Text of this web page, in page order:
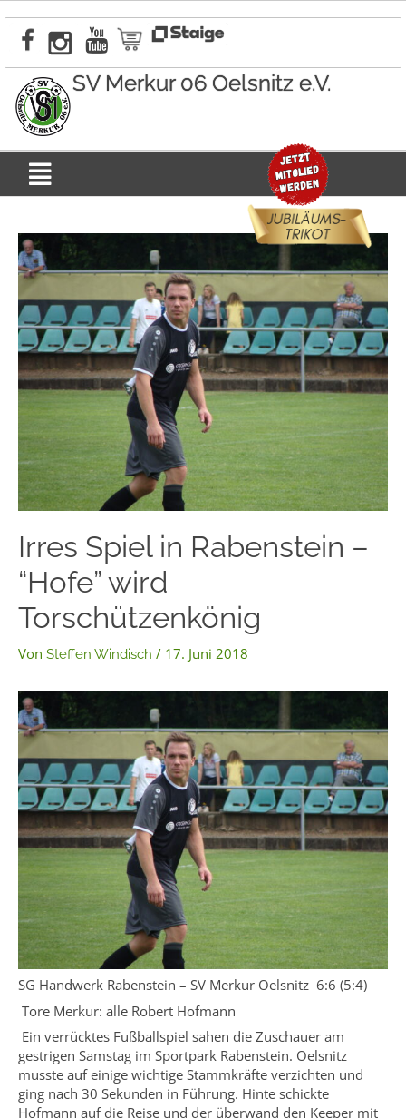
Inhalt
springen
SV Merkur 06 Oelsnitz e.V.
Menü
Irres Spiel in Rabenstein –
“Hofe” wird
Torschützenkönig
Von Steffen Windisch / 17. Juni 2018
SG Handwerk Rabenstein – SV Merkur Oelsnitz 6:6 (5:4)
Tore Merkur: alle Robert Hofmann
Ein verrücktes Fußballspiel sahen die Zuschauer am
gestrigen Samstag im Sportpark Rabenstein. Oelsnitz
musste auf einige wichtige Stammkräfte verzichten und
ging nach 30 Sekunden in Führung. Hinte schickte
Hofmann auf die Reise und der überwand den Keeper mit